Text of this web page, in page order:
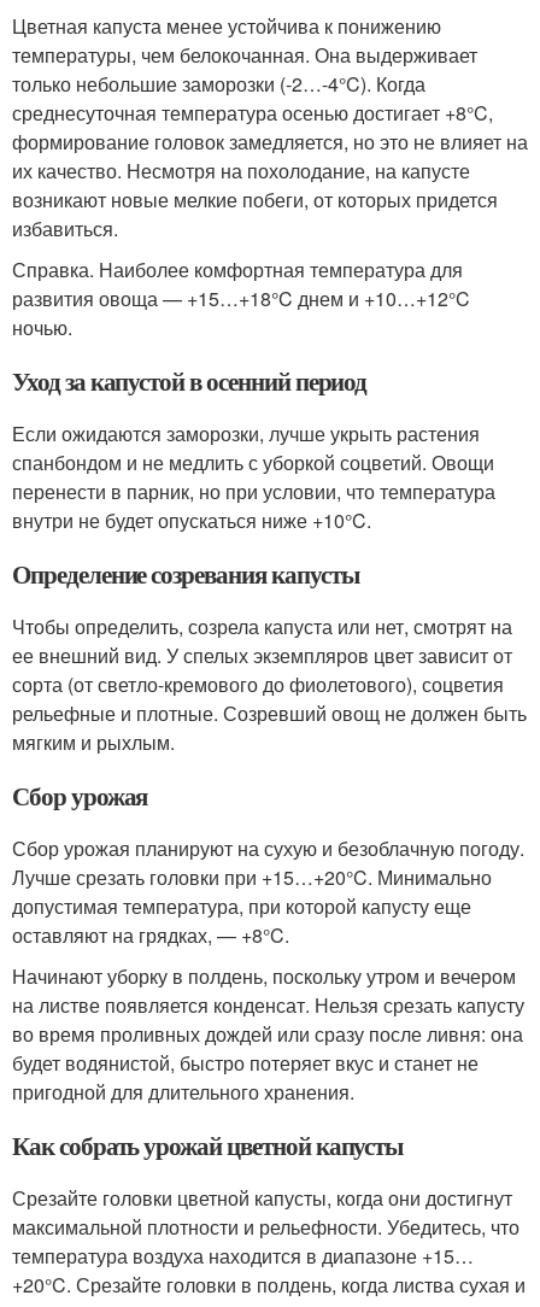
Цветная капуста менее устойчива к понижению
температуры, чем белокочанная. Она выдерживает
только небольшие заморозки (-2…-4°C). Когда
среднесуточная температура осенью достигает +8°C,
формирование головок замедляется, но это не влияет на
их качество. Несмотря на похолодание, на капусте
возникают новые мелкие побеги, от которых придется
избавиться.
Справка. Наиболее комфортная температура для
развития овоща — +15…+18°C днем и +10…+12°C
ночью.
Уход за капустой в осенний период
Если ожидаются заморозки, лучше укрыть растения
спанбондом и не медлить с уборкой соцветий. Овощи
перенести в парник, но при условии, что температура
внутри не будет опускаться ниже +10°C.
Определение созревания капусты
Чтобы определить, созрела капуста или нет, смотрят на
ее внешний вид. У спелых экземпляров цвет зависит от
сорта (от светло-кремового до фиолетового), соцветия
рельефные и плотные. Созревший овощ не должен быть
мягким и рыхлым.
Сбор урожая
Сбор урожая планируют на сухую и безоблачную погоду.
Лучше срезать головки при +15…+20°C. Минимально
допустимая температура, при которой капусту еще
оставляют на грядках, — +8°C.
Начинают уборку в полдень, поскольку утром и вечером
на листве появляется конденсат. Нельзя срезать капусту
во время проливных дождей или сразу после ливня: она
будет водянистой, быстро потеряет вкус и станет не
пригодной для длительного хранения.
Как собрать урожай цветной капусты
Срезайте головки цветной капусты, когда они достигнут
максимальной плотности и рельефности. Убедитесь, что
температура воздуха находится в диапазоне +15…
+20°C. Срезайте головки в полдень, когда листва сухая и